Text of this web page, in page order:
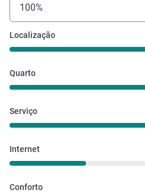
100%
Localização
Quarto
Serviço
Internet
Conforto